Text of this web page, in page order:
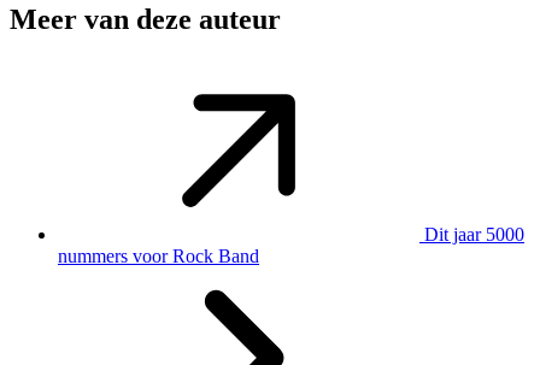
Meer van deze auteur
Dit jaar 5000
nummers voor Rock Band